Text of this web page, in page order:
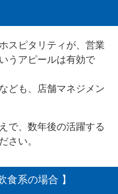
スピタリティが、営業
うアピールは有効で
ども、店舗マネジメン
で、数年後の活躍する
さい。
食系の場合 】